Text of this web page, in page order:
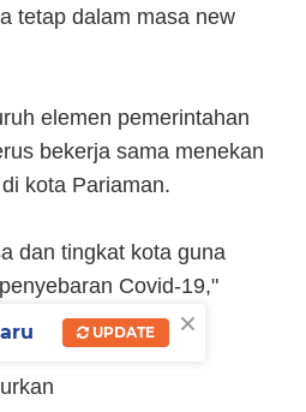
tetap dalam masa new
elemen pemerintahan
bekerja sama menekan
kota Pariaman.
dan tingkat kota guna
Covid-19,"
×
UPDATE